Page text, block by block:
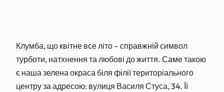
Клумба, що квітне все літо – справжній символ
турботи, натхнення та любові до життя. Саме такою
є наша зелена окраса біля філії територіального
центру за адресою: вулиця Василя Стуса, 34. Її